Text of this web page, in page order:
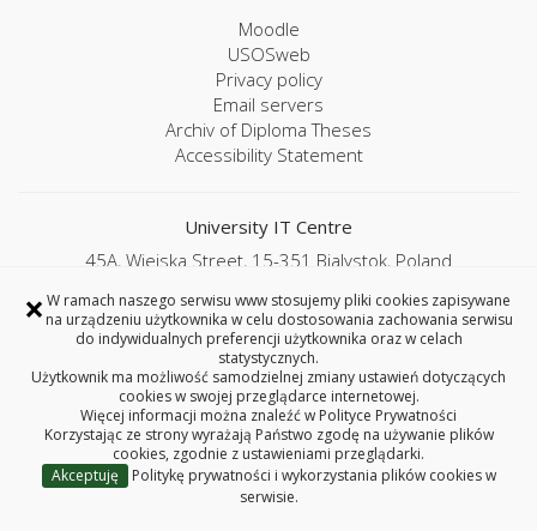
× W ramach naszego serwisu www stosujemy pliki cookies zapisywane
na urządzeniu użytkownika w celu dostosowania zachowania serwisu
do indywidualnych preferencji użytkownika oraz w celach
statystycznych.
Użytkownik ma możliwość samodzielnej zmiany ustawień dotyczących
cookies w swojej przeglądarce internetowej.
Więcej informacji można znaleźć w Polityce Prywatności
Korzystając ze strony wyrażają Państwo zgodę na używanie plików
cookies, zgodnie z ustawieniami przeglądarki.
Akceptuję
Politykę prywatności i wykorzystania plików cookies w
serwisie.
Moodle
USOSweb
Privacy policy
Email servers
Archiv of Diploma Theses
Accessibility Statement
University IT Centre
45A, Wiejska Street, 15-351 Bialystok, Poland
e-mail: uci@pb.edu.pl
Copyright © 2026 Bialystok University of Technology
Language switcher